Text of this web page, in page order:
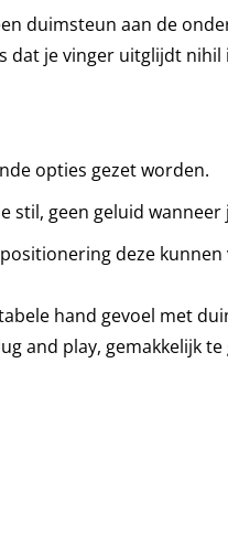
duimsteun aan de
dat je vinger uitglijdt
opties gezet worden.
stil, geen geluid wanneer
deze
hand gevoel met
and play, gemakkelijk te